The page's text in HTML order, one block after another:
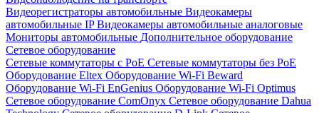
Видеорегистраторы автомобильные Видеокамеры
автомобильные IPВидеокамеры автомобильные аналоговые
Мониторы автомобильные Дополнительное оборудование
Сетевое оборудование
Сетевые коммутаторы с РоЕ Сетевые коммутаторы без РоЕ
Оборудование Eltex Оборудование Wi-Fi Beward
Оборудование Wi-Fi EnGenius Оборудование Wi-Fi Optimus
Сетевое оборудование ComOnyx Сетевое оборудование Dahua